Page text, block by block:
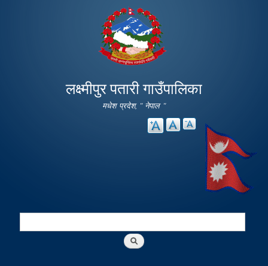
main
content
लक्ष्मीपुर पतारी गाउँपालिका
मधेश प्रदेश, " नेपाल "
Search